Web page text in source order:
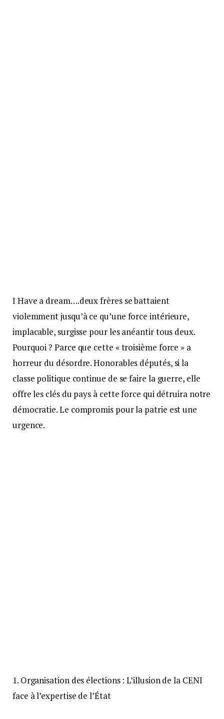
I Have a dream….deux frères se battaient
violemment jusqu’à ce qu’une force intérieure,
implacable, surgisse pour les anéantir tous deux.
Pourquoi ? Parce que cette « troisième force » a
horreur du désordre. Honorables députés, si la
classe politique continue de se faire la guerre, elle
offre les clés du pays à cette force qui détruira notre
démocratie. Le compromis pour la patrie est une
urgence.
1. Organisation des élections : L’illusion de la CENI
face à l’expertise de l’État